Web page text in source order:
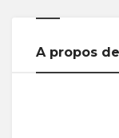
A propos